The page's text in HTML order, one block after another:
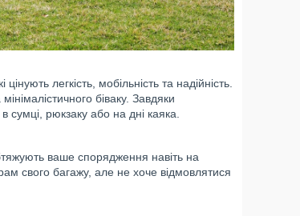
легкість, мобільність та надійність.
біваку. Завдяки
сумці, рюкзаку або на дні каяка.
ваше спорядження навіть на
свого багажу, але не хоче відмовлятися